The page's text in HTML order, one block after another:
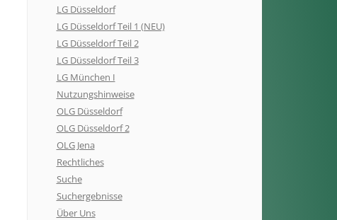
LG Düsseldorf
LG Düsseldorf Teil 1 (NEU)
LG Düsseldorf Teil 2
LG Düsseldorf Teil 3
LG München I
Nutzungshinweise
OLG Düsseldorf
OLG Düsseldorf 2
OLG Jena
Rechtliches
Suche
Suchergebnisse
Über Uns